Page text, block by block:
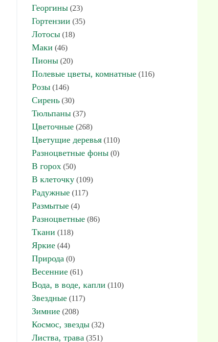
Георгины (23)
Гортензии (35)
Лотосы (18)
Маки (46)
Пионы (20)
Полевые цветы, комнатные (116)
Розы (146)
Сирень (30)
Тюльпаны (37)
Цветочные (268)
Цветущие деревья (110)
Разноцветные фоны (0)
В горох (50)
В клеточку (109)
Радужные (117)
Размытые (4)
Разноцветные (86)
Ткани (118)
Яркие (44)
Природа (0)
Весенние (61)
Вода, в воде, капли (110)
Звездные (117)
Зимние (208)
Космос, звезды (32)
Листва, трава (351)